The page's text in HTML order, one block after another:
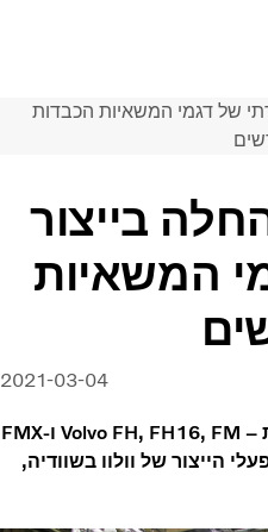
אישי ישראל
של דגמי המשאיות הכבדות
בייצור
המשאיות
2021-03-04
דור חדש של משאיות וולוו כבדות – Volvo FH, FH16, FM ו-FMX
הייצור של וולוו בשוודיה,